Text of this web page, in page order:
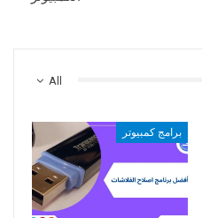
All
برامج كمبيوتر